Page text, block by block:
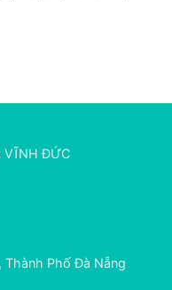
VĨNH ĐỨC
Thành Phố Đà Nẵng